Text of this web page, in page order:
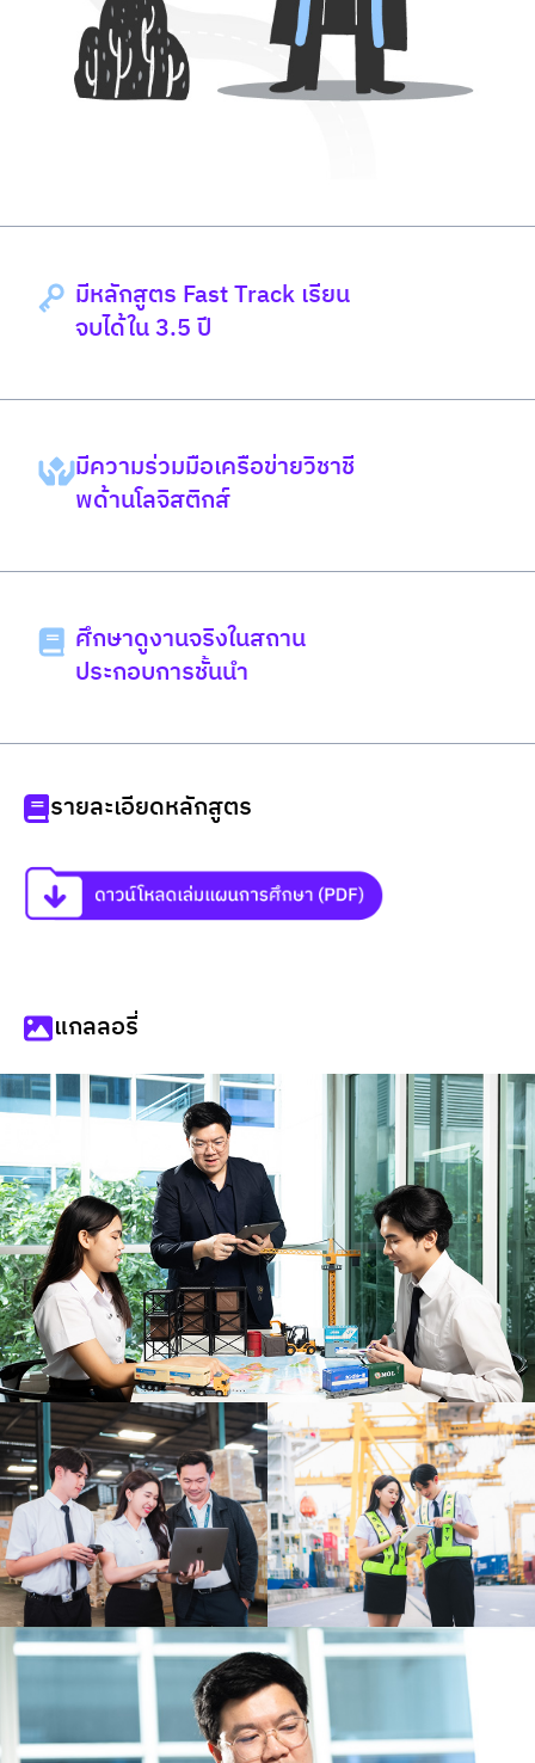
มีหลักสูตร Fast Track เรียน
จบได้ใน 3.5 ปี
มีความร่วมมือเครือข่ายวิชาชี
พด้านโลจิสติกส์
ศึกษาดูงานจริงในสถาน
ประกอบการชั้นนำ
รายละเอียดหลักสูตร
แกลลอรี่